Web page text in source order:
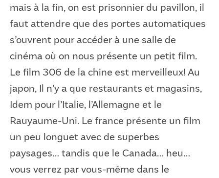
mais à la fin, on est prisonnier du pavillon, il
faut attendre que des portes automatiques
s’ouvrent pour accéder à une salle de
cinéma où on nous présente un petit film.
Le film 306 de la chine est merveilleux! Au
japon, Il n’y a que restaurants et magasins,
Idem pour l’Italie, l’Allemagne et le
Rauyaume-Uni. Le france présente un film
un peu longuet avec de superbes
paysages… tandis que le Canada… heu…
vous verrez par vous-même dans le